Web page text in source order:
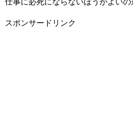
仕事に必死にならないほうがよいの
スポンサードリンク